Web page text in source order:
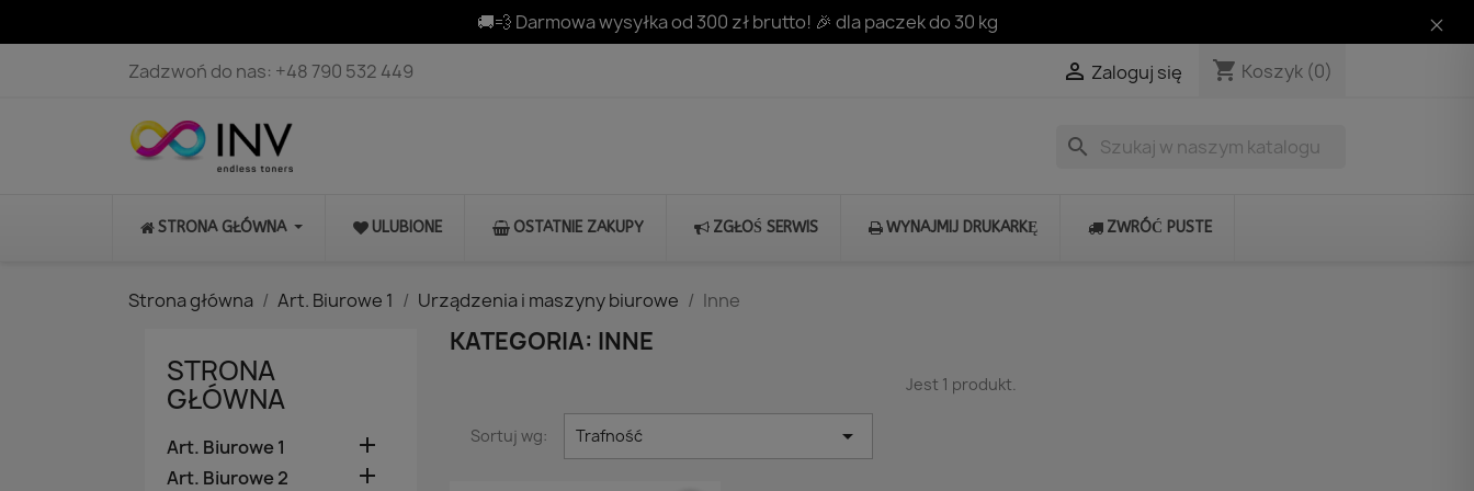
🚚💨 Darmowa wysyłka od 300 zł brutto! 🎉 dla paczek do 30 kg
Zadzwoń do nas: +48 790 532 449  Zaloguj się shopping_cart Koszyk (0)
search
STRONA GŁÓWNA ULUBIONE OSTATNIE ZAKUPY ZGŁOŚ SERWIS WYNAJMIJ DRUKARKĘ ZWRÓĆ PUSTE
Strona główna Art. Biurowe 1 Urządzenia i maszyny biurowe Inne
STRONA
GŁÓWNA
Art. Biurowe 1 
Art. Biurowe 2 
KATEGORIA: INNE
Jest 1 produkt.
Sortuj wg: Trafność 